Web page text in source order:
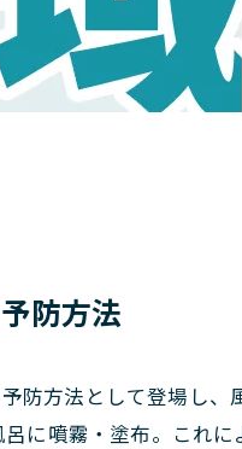
防方法
防方法として登場し、
に噴霧・塗布。これに